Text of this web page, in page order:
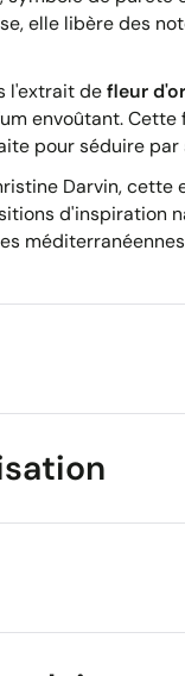
elle libère des
l'extrait defleur
envoûtant.
pour séduire
Darvin,
d'inspiration